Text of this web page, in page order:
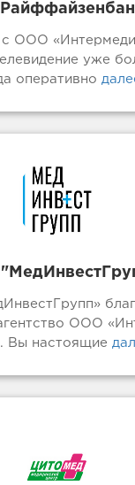
с ООО
уже
оперативно
ООО
Вы настоящие